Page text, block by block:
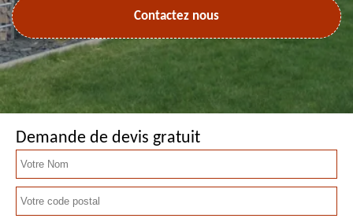
Contactez nous
Demande de devis gratuit